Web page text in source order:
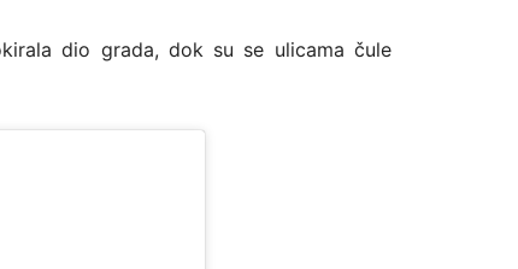
dio grada, dok su se ulicama čule